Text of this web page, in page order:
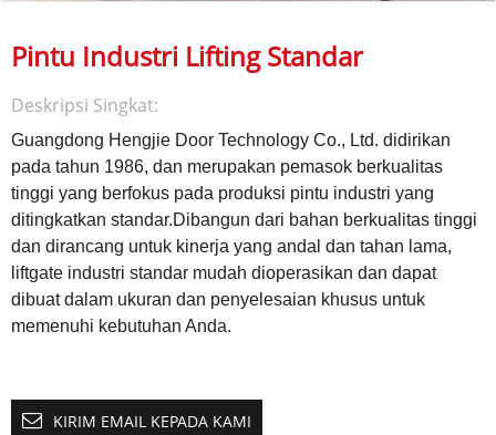
Pintu Industri Lifting Standar
Deskripsi Singkat:
Guangdong Hengjie Door Technology Co., Ltd. didirikan
pada tahun 1986, dan merupakan pemasok berkualitas
tinggi yang berfokus pada produksi pintu industri yang
ditingkatkan standar.Dibangun dari bahan berkualitas tinggi
dan dirancang untuk kinerja yang andal dan tahan lama,
liftgate industri standar mudah dioperasikan dan dapat
dibuat dalam ukuran dan penyelesaian khusus untuk
memenuhi kebutuhan Anda.
KIRIM EMAIL KEPADA KAMI